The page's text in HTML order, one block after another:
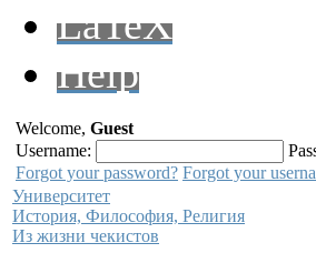
LaTeX
Help
Welcome, Guest
Username:
Forgot your password? Forgot your
Университет
История, Философия, Религия
Из жизни чекистов